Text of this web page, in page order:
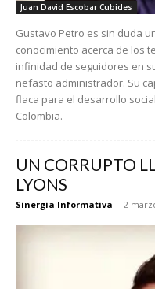
Juan David Escobar Cubides
Gustavo Petro es sin duda
conocimiento acerca de los
infinidad de seguidores en
nefasto administrador. Su
flaca para el desarrollo
Colombia.
UN CORRUPTO
LYONS
Sinergia Informativa - 2